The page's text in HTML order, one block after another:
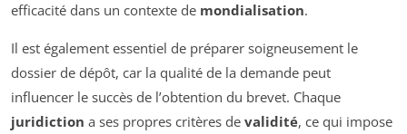
efficacité dans un contexte de mondialisation.
Il est également essentiel de préparer soigneusement le
dossier de dépôt, car la qualité de la demande peut
influencer le succès de l’obtention du brevet. Chaque
juridiction a ses propres critères de validité, ce qui impose